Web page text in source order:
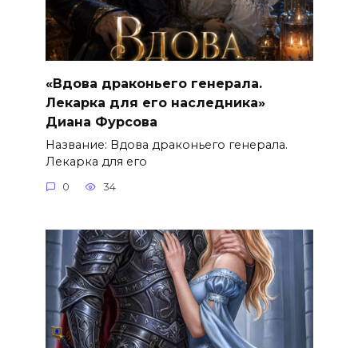
«Вдова драконьего генерала.
Лекарка для его наследника»
Диана Фурсова
Название: Вдова драконьего генерала.
Лекарка для его
0 34